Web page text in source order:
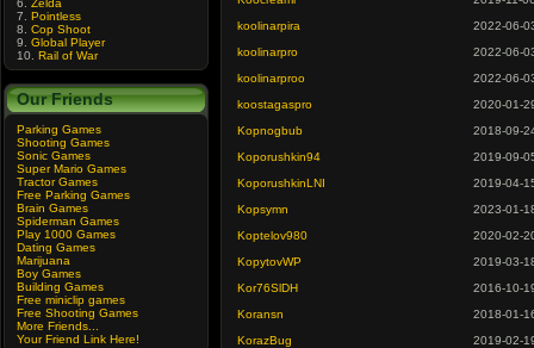
6. Zelda
7. Pointless
8. Cop Shoot
9. Global Player
10. Rail of War
Our Friends
Parking Games
Shooting Games
Sonic Games
Super Mario Games
Tractor Games
Free Parking Games
Brain Games
Spiderman Games
Play 1000 Games
Dating Games
Marijuana
Boy Games
Building Games
Free miniclip games
Free Shooting Games
More Friends...
Your Friend Link Here!
koolinarpira
2022-06-
koolinarpro
2022-06-
koolinarproo
2022-06-
koostagaspro
2020-01-
Kopnogbub
2018-09-
Koporushkin94
2019-09-
KoporushkinLNI
2019-04-
Kopsymn
2023-01-
Koptelov980
2020-02-
KopytovWP
2019-03-
Kor76SlDH
2016-10-
Koransn
2018-01-
KorazBug
2019-02-